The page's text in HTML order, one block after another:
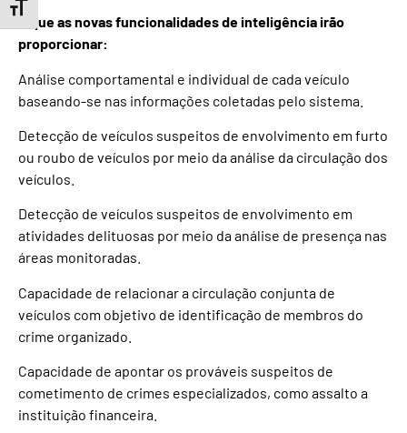
Toggle Font size
O que as novas funcionalidades de inteligência irão
proporcionar:
Análise comportamental e individual de cada veículo
baseando-se nas informações coletadas pelo sistema.
Detecção de veículos suspeitos de envolvimento em furto
ou roubo de veículos por meio da análise da circulação dos
veículos.
Detecção de veículos suspeitos de envolvimento em
atividades delituosas por meio da análise de presença nas
áreas monitoradas.
Capacidade de relacionar a circulação conjunta de
veículos com objetivo de identificação de membros do
crime organizado.
Capacidade de apontar os prováveis suspeitos de
cometimento de crimes especializados, como assalto a
instituição financeira.